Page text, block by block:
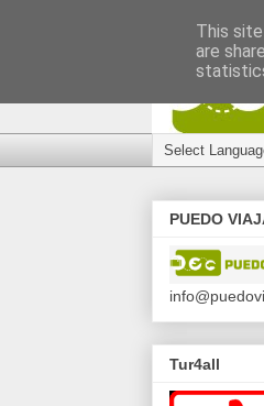
PUEDO
Tur4all
This
are